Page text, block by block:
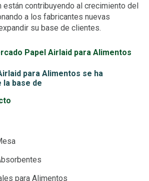
están contribuyendo al crecimiento del
a los fabricantes nuevas
su base de clientes.
Papel Airlaid para Alimentos
para Alimentos se ha
base de
para Alimentos